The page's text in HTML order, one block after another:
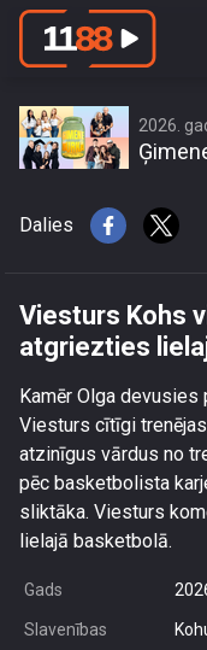
Viesturs
2026.
Dalies
Viesturs Kohs
atgriezties
Kamēr Olga
Viesturs cītīgi
atzinīgus vārdus no
pēc basketbolista
sliktāka. Viesturs
lielajā basketbolā.
Gads
Slavenības